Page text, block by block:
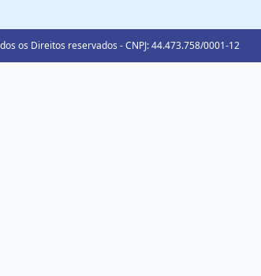
os Direitos reservados - CNPJ: 44.473.758/0001-12